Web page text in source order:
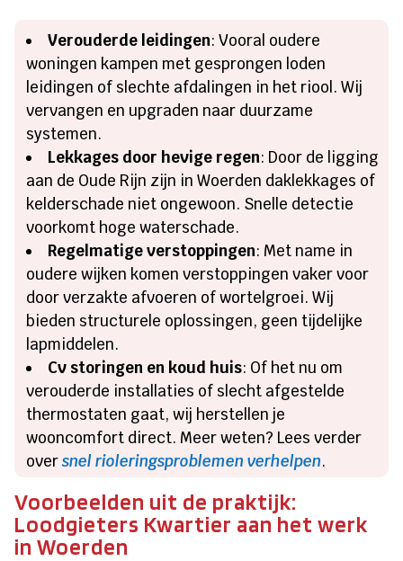
Verouderde leidingen: Vooral oudere
woningen kampen met gesprongen loden
leidingen of slechte afdalingen in het riool. Wij
vervangen en upgraden naar duurzame
systemen.
Lekkages door hevige regen: Door de ligging
aan de Oude Rijn zijn in Woerden daklekkages of
kelderschade niet ongewoon. Snelle detectie
voorkomt hoge waterschade.
Regelmatige verstoppingen: Met name in
oudere wijken komen verstoppingen vaker voor
door verzakte afvoeren of wortelgroei. Wij
bieden structurele oplossingen, geen tijdelijke
lapmiddelen.
Cv storingen en koud huis: Of het nu om
verouderde installaties of slecht afgestelde
thermostaten gaat, wij herstellen je
wooncomfort direct. Meer weten? Lees verder
oversnel rioleringsproblemen verhelpen.
Voorbeelden uit de praktijk:
Loodgieters Kwartier aan het werk
in Woerden